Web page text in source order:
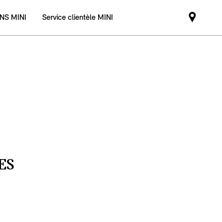
MINI Service clientèle MINI
Mini
dealer